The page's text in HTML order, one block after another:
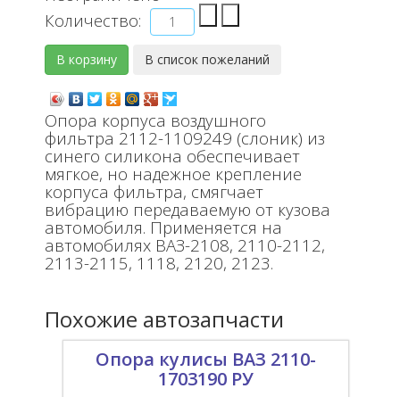
Количество:
Опора корпуса воздушного
фильтра 2112-1109249 (слоник) из
синего силикона обеспечивает
мягкое, но надежное крепление
корпуса фильтра, смягчает
вибрацию передаваемую от кузова
автомобиля. Применяется на
автомобилях ВАЗ-2108, 2110-2112,
2113-2115, 1118, 2120, 2123.
Похожие автозапчасти
Опора кулисы ВАЗ 2110-
1703190 РУ